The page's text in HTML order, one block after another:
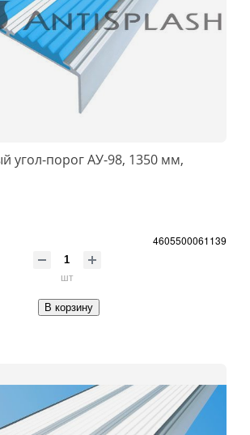
угол-порог АУ-98, 1350 мм,
4605500061139
шт
В корзину